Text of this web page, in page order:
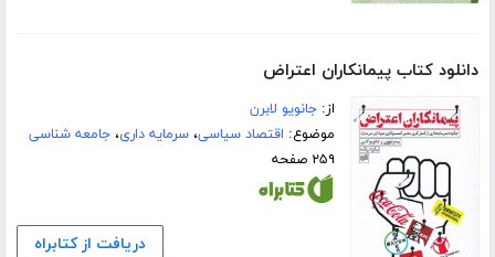
دانلود کتاب پیمانکاران اعتراض
از:جانویو لابرن
موضوع: اقتصاد سیاسی،سرمایه داری،جامعه شناسی
۲۵۹ صفحه
دریافت از کتابراه